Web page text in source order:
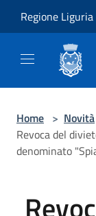
Regione Liguria
Home > Novità
Revoca del
denominato